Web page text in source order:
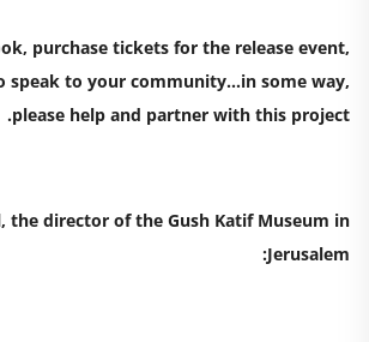
purchase tickets for the release event,
speak to your community…in some way,
please help and partner with this project.
the director of the Gush Katif Museum in
Jerusalem: